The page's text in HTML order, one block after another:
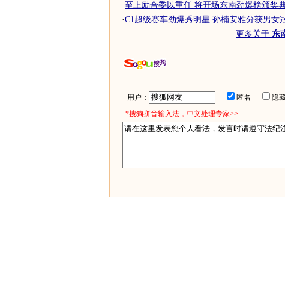
· 至上励合委以重任 将开场东南劲爆榜颁奖
·C1超级赛车劲爆秀明星 孙楠安雅分获男女
更多关于 东
用户： 匿名 隐
*搜狗拼音输入法，中文处理专家>>